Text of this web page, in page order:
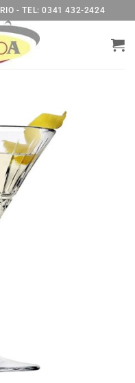
- TEL: 0341 432-2424